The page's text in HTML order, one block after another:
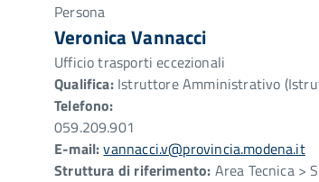
Persona
Veronica Vannacci
Ufficio trasporti eccezionali
Qualifica:Istruttore Amministrativo
Telefono:
059.209.901
E-mail:vannacci.v@provincia.modena.it
Struttura di riferimento: Area Tecnica >